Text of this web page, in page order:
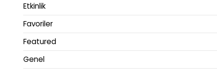
Etkinlik
Favoriler
Featured
Genel